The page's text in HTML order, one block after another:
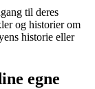
til deres
og historier om
historie eller
egne